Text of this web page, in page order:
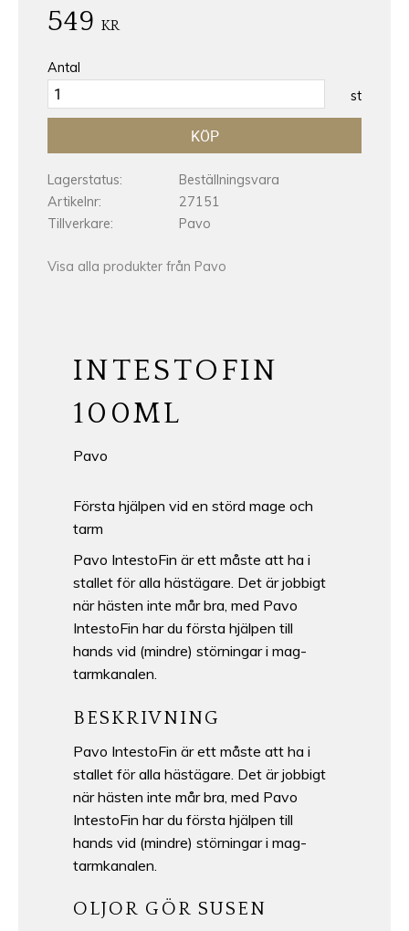
549 KR
Antal
st
KÖP
Lagerstatus
Beställningsvara
Artikelnr
27151
Tillverkare
Pavo
Visa alla produkter från Pavo
INTESTOFIN
100ML
Pavo
Första hjälpen vid en störd mage och
tarm
Pavo IntestoFin är ett måste att ha i
stallet för alla hästägare. Det är jobbigt
när hästen inte mår bra, med Pavo
IntestoFin har du första hjälpen till
hands vid (mindre) störningar i mag-
tarmkanalen.
BESKRIVNING
Pavo IntestoFin är ett måste att ha i
stallet för alla hästägare. Det är jobbigt
när hästen inte mår bra, med Pavo
IntestoFin har du första hjälpen till
hands vid (mindre) störningar i mag-
tarmkanalen.
OLJOR GÖR SUSEN